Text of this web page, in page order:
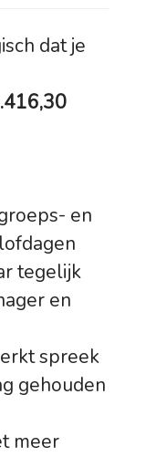
dat je
en
tegelijk
en
spreek
gehouden
meer